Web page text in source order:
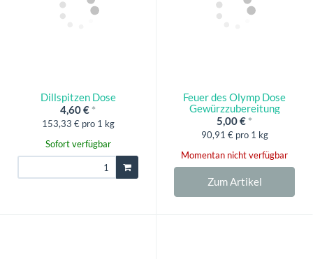
Dillspitzen Dose
4,60 € *
153,33 € pro 1 kg
Sofort verfügbar
Feuer des Olymp Dose
Gewürzzubereitung
5,00 € *
90,91 € pro 1 kg
Momentan nicht verfügbar
Zum Artikel